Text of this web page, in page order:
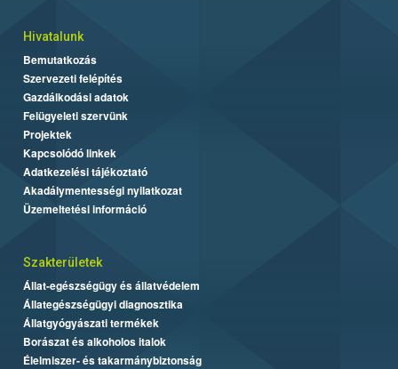
Hivatalunk
Bemutatkozás
Szervezeti felépítés
Gazdálkodási adatok
Felügyeleti szervünk
Projektek
Kapcsolódó linkek
Adatkezelési tájékoztató
Akadálymentességi nyilatkozat
Üzemeltetési információ
Szakterületek
Állat-egészségügy és állatvédelem
Állategészségügyi diagnosztika
Állatgyógyászati termékek
Borászat és alkoholos italok
Élelmiszer- és takarmánybiztonság